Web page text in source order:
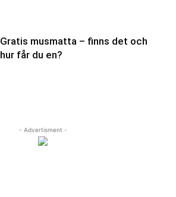
Gratis musmatta – finns det och
hur får du en?
- Advertisment -